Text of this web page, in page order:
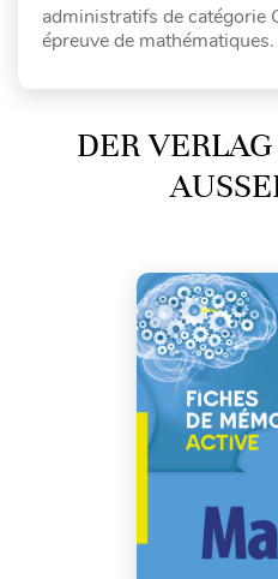
administratifs de catégorie
épreuve de mathématiques.
DER